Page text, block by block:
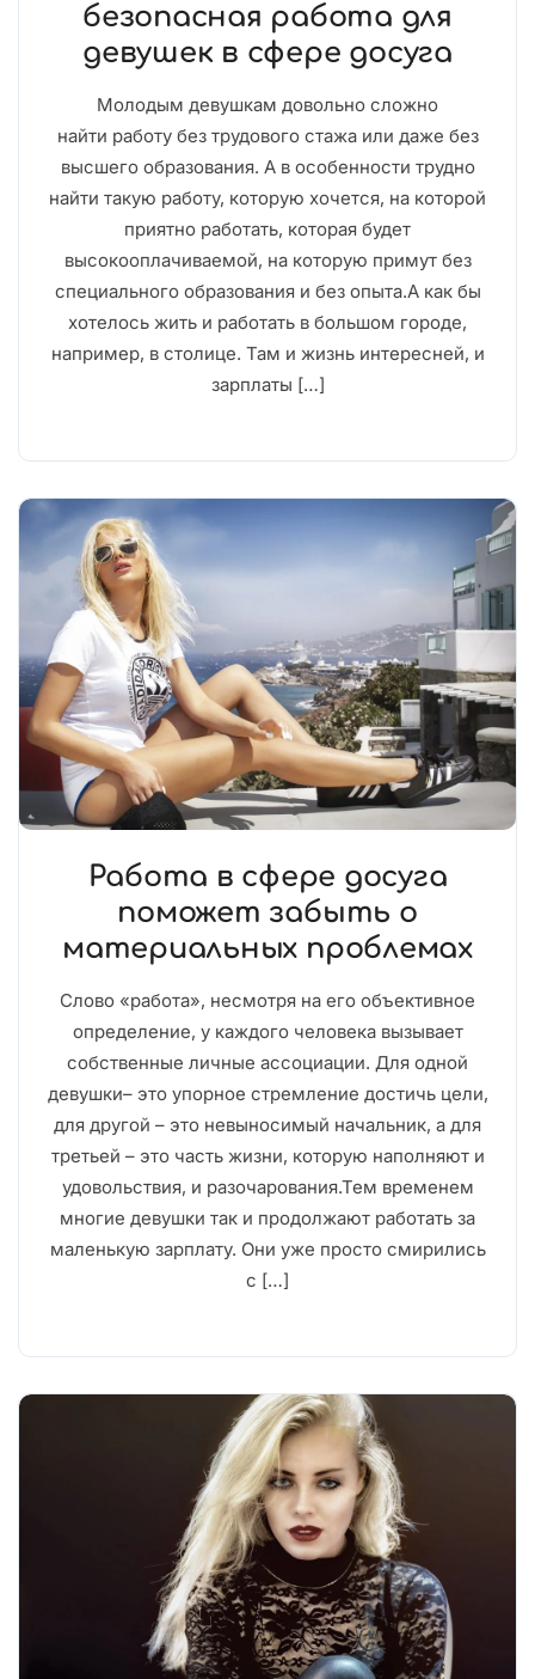
безопасная работа для
девушек в сфере досуга
Молодым девушкам довольно сложно
найти работу без трудового стажа или даже без
высшего образования. А в особенности трудно
найти такую работу, которую хочется, на которой
приятно работать, которая будет
высокооплачиваемой, на которую примут без
специального образования и без опыта.А как бы
хотелось жить и работать в большом городе,
например, в столице. Там и жизнь интересней, и
зарплаты […]
Работа в сфере досуга
поможет забыть о
материальных проблемах
Слово «работа», несмотря на его объективное
определение, у каждого человека вызывает
собственные личные ассоциации. Для одной
девушки– это упорное стремление достичь цели,
для другой – это невыносимый начальник, а для
третьей – это часть жизни, которую наполняют и
удовольствия, и разочарования.Тем временем
многие девушки так и продолжают работать за
маленькую зарплату. Они уже просто смирились
с […]